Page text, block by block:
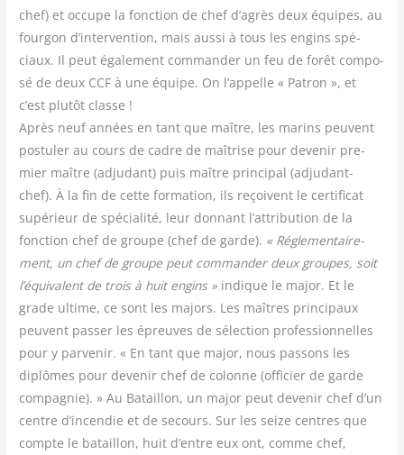
chef) et occupe la fonc­tion de chef d’agrès deux équipes, au
four­gon d’intervention, mais aus­si à tous les engins spé­
ciaux. Il peut éga­le­ment com­man­der un feu de forêt com­po­
sé de deux CCF à une équipe. On l’appelle « Patron », et
c’est plu­tôt classe !
Après neuf années en tant que maître, les marins peuvent
pos­tu­ler au cours de cadre de maî­trise pour deve­nir pre­
mier maître (adju­dant) puis maître prin­ci­pal (adju­dant-
chef). À la fin de cette for­ma­tion, ils reçoivent le cer­ti­fi­cat
supé­rieur de spé­cia­li­té, leur don­nant l’attribution de la
fonc­tion chef de groupe (chef de garde). « Régle­men­tai­re­
ment, un chef de groupe peut com­man­der deux groupes, soit
l’équivalent de trois à huit engins » indique le major. Et le
grade ultime, ce sont les majors. Les maîtres prin­ci­paux
peuvent pas­ser les épreuves de sélec­tion pro­fes­sion­nelles
pour y par­ve­nir. « En tant que major, nous pas­sons les
diplômes pour deve­nir chef de colonne (offi­cier de garde
com­pa­gnie). » Au Bataillon, un major peut deve­nir chef d’un
centre d’incendie et de secours. Sur les seize centres que
compte le bataillon, huit d’entre eux ont, comme chef,